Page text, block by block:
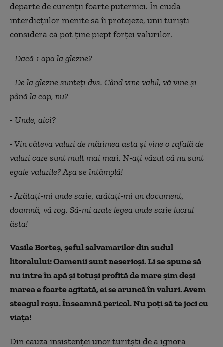
departe de curenții foarte puternici. În ciuda
interdicțiilor menite să îi protejeze, unii turiști
consideră că pot ține piept forței valurilor.
- Dacă-i apa la glezne?
- De la glezne sunteți dvs. Când vine valul, vă vine și
până la cap, nu?
- Unde, aici?
- Vin câteva valuri de mărimea asta și vine o rafală de
valuri care sunt mult mai mari. N-ați văzut că nu sunt
egale valurile? Așa se întâmplă!
- Arătați-mi unde scrie, arătați-mi un document,
doamnă, vă rog. Să-mi arate legea unde scrie lucrul
ăsta!
Vasile Borteș, șeful salvamarilor din sudul
litoralului: Oamenii sunt neserioși. Li se spune să
nu intre în apă și totuși profită de mare șim deși
marea e foarte agitată, ei se aruncă în valuri. Avem
steagul roșu. Înseamnă pericol. Nu poți să te joci cu
viața!
Din cauza insistenței unor turitști de a ignora